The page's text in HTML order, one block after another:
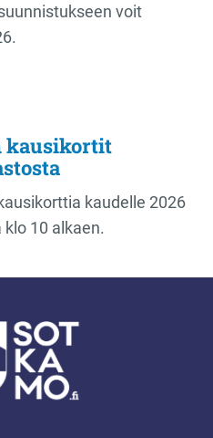
voit
kausikortit
kaudelle 2026
10 alkaen.